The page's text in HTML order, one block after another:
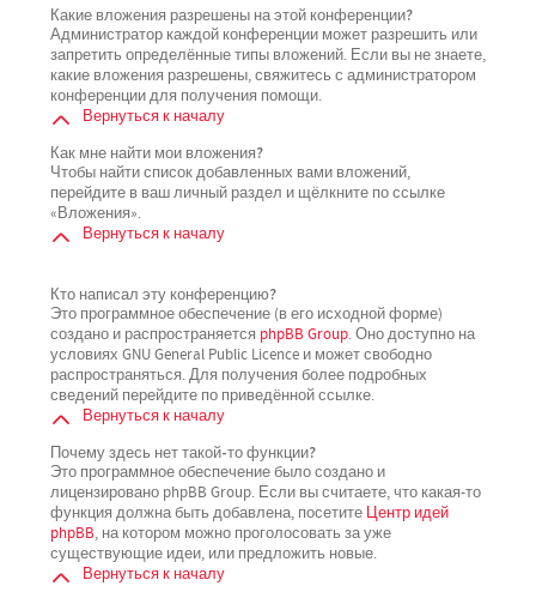
Какие вложения разрешены на этой конференции?
Администратор каждой конференции может разрешить или
запретить определённые типы вложений. Если вы не знаете,
какие вложения разрешены, свяжитесь с администратором
конференции для получения помощи.
Вернуться к началу
Как мне найти мои вложения?
Чтобы найти список добавленных вами вложений,
перейдите в ваш личный раздел и щёлкните по ссылке
«Вложения».
Вернуться к началу
Кто написал эту конференцию?
Это программное обеспечение (в его исходной форме)
создано и распространяется phpBB Group. Оно доступно на
условиях GNU General Public Licence и может свободно
распространяться. Для получения более подробных
сведений перейдите по приведённой ссылке.
Вернуться к началу
Почему здесь нет такой-то функции?
Это программное обеспечение было создано и
лицензировано phpBB Group. Если вы считаете, что какая-то
функция должна быть добавлена, посетите Центр идей
phpBB, на котором можно проголосовать за уже
существующие идеи, или предложить новые.
Вернуться к началу